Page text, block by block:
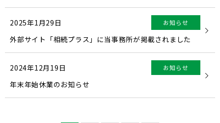
2025年1月29日 お知らせ
外部サイト「相続プラス」に当事務所が掲載されました
2024年12月19日 お知らせ
年末年始休業のお知らせ